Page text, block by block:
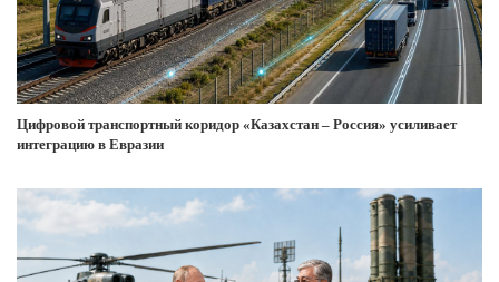
Цифровой транспортный коридор «Казахстан – Россия» усиливает
интеграцию в Евразии